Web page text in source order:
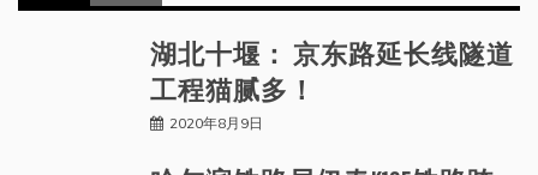
湖北十堰： 京东路延长线隧道
工程猫腻多！
2020年8月9日